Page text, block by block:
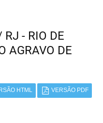
- RIO DE
AGRAVO DE
HTML VERSÃO PDF